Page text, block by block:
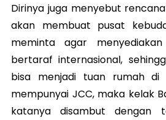
Dirinya juga menyebut
akan membuat pusat
meminta agar
bertaraf internasional,
bisa menjadi tuan rumah di
mempunyai JCC, maka kelak
katanya disambut dengan